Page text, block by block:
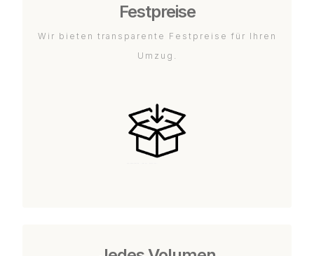
Festpreise
Wir bieten transparente Festpreise für Ihren
Umzug.